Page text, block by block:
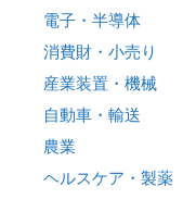
電子・半導体
消費財・小売り
産業装置・機械
自動車・輸送
農業
ヘルスケア・製薬